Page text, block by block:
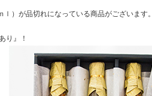
ｌ）が品切れになっている商品がございます。
り』！